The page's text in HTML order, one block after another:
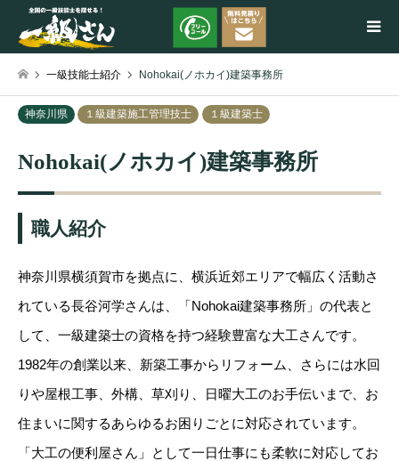
一級技能士紹介 Nohokai(ノホカイ)建築事務所
神奈川県 １級建築施工管理技士 １級建築士
Nohokai(ノホカイ)建築事務所
職人紹介
神奈川県横須賀市を拠点に、横浜近郊エリアで幅広く活動さ
れている長谷河学さんは、「Nohokai建築事務所」の代表と
して、一級建築士の資格を持つ経験豊富な大工さんです。
1982年の創業以来、新築工事からリフォーム、さらには水回
りや屋根工事、外構、草刈り、日曜大工のお手伝いまで、お
住まいに関するあらゆるお困りごとに対応されています。
「大工の便利屋さん」として一日仕事にも柔軟に対応してお